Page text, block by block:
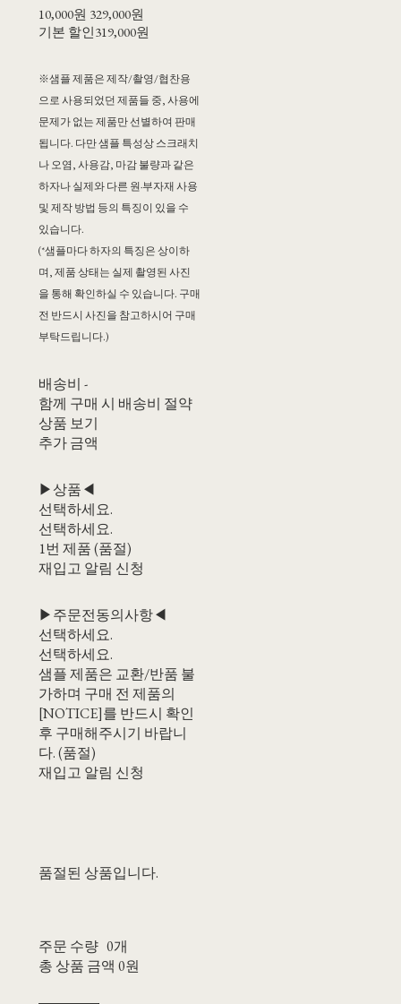
10,000원 329,000원
기본 할인319,000원
※샘플 제품은 제작/촬영/협찬용
으로 사용되었던 제품들 중, 사용에
문제가 없는 제품만 선별하여 판매
됩니다. 다만 샘플 특성상 스크래치
나 오염, 사용감, 마감 불량과 같은
하자나 실제와 다른 원·부자재 사용
및 제작 방법 등의 특징이 있을 수
있습니다.
(*샘플마다 하자의 특징은 상이하
며, 제품 상태는 실제 촬영된 사진
을 통해 확인하실 수 있습니다. 구매
전 반드시 사진을 참고하시어 구매
부탁드립니다.)
배송비 -
함께 구매 시 배송비 절약
상품 보기
추가 금액
▶상품◀
선택하세요.
선택하세요.
1번 제품 (품절)
재입고 알림 신청
▶주문전동의사항◀
선택하세요.
선택하세요.
샘플 제품은 교환/반품 불
가하며 구매 전 제품의
[NOTICE]를 반드시 확인
후 구매해주시기 바랍니
다. (품절)
재입고 알림 신청
품절된 상품입니다.
주문 수량 0개
총 상품 금액 0원